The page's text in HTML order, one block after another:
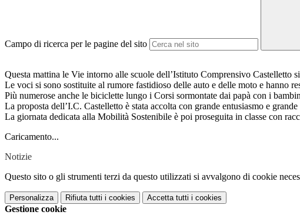
Campo di ricerca per le pagine del sito
Questa mattina le Vie intorno alle scuole dell’Istituto Comprensivo Castelletto
Le voci si sono sostituite al rumore fastidioso delle auto e delle moto e hanno
Più numerose anche le biciclette lungo i Corsi sormontate dai papà con i
La proposta dell’I.C. Castelletto è stata accolta con grande entusiasmo e
La giornata dedicata alla Mobilità Sostenibile è poi proseguita in classe con
Caricamento...
Notizie
Questo sito o gli strumenti terzi da questo utilizzati si avvalgono di cookie
Personalizza Rifiuta tutti i cookies Accetta tutti i cookies
Gestione cookie